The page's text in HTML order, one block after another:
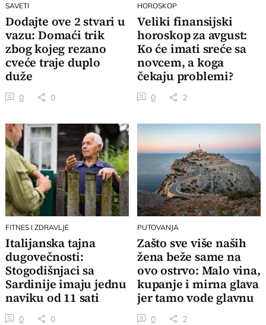
SAVETI
Dodajte ove 2 stvari u
vazu: Domaći trik
zbog kojeg rezano
cveće traje duplo
duže
0 0
HOROSKOP
Veliki finansijski
horoskop za avgust:
Ko će imati sreće sa
novcem, a koga
čekaju problemi?
0 2
FITNES I ZDRAVLJE
Italijanska tajna
dugovečnosti:
Stogodišnjaci sa
Sardinije imaju jednu
naviku od 11 sati
nedeljno
0 0
PUTOVANJA
Zašto sve više naših
žena beže same na
ovo ostrvo: Malo vina,
kupanje i mirna glava
jer tamo vode glavnu
reč 0 2